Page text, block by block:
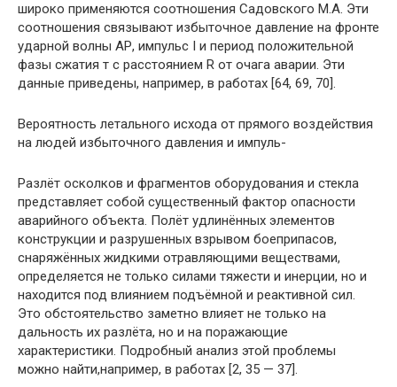
широко применяются соотношения Садов­ского М.А. Эти
соотношения связывают избыточное давление на фронте
ударной волны АР, импульс I и период положительной
фазы сжатия т с расстоянием R от очага аварии. Эти
данные приведены, например, в работах [64, 69, 70].
Вероятность летального исхода от прямого воз­действия
на людей избыточного давления и импуль-
Разлёт осколков и фрагментов оборудования и стекла
представляет собой существенный фактор опасности
аварийного объекта. Полёт удлинённых элементов
конструкции и разрушенных взрывом бо­еприпасов,
снаряжённых жидкими отравляющими веществами,
определяется не только силами тяжести и инерции, но и
находится под влиянием подъёмной и реактивной сил.
Это обстоятельство заметно влия­ет не только на
дальность их разлёта, но и на поража­ющие
характеристики. Подробный анализ этой про­блемы
можно найти,например, в работах [2, 35 — 37].